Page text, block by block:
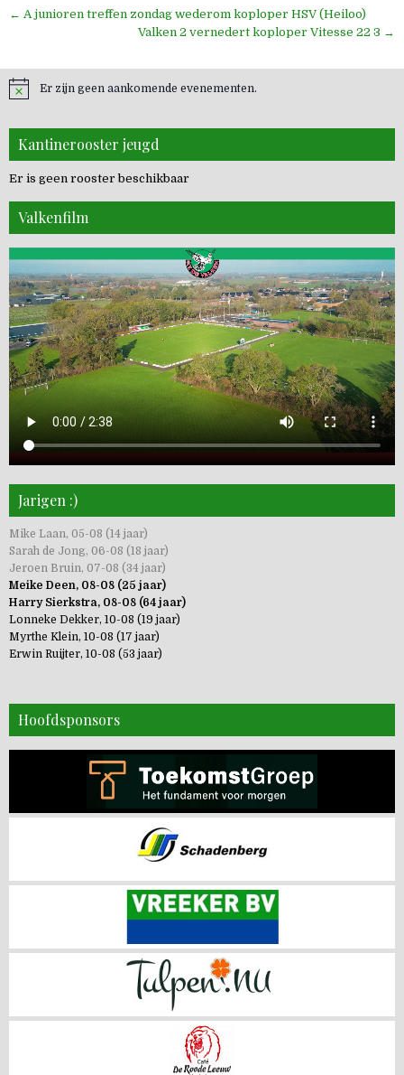
Bericht
← A junioren treffen zondag wederom koploper HSV (Heiloo)
Valken 2 vernedert koploper Vitesse 22 3 →
Er zijn geen aankomende evenementen.
Kantinerooster jeugd
Er is geen rooster beschikbaar
Valkenfilm
Jarigen :)
Mike Laan, 05-08 (14 jaar)
Sarah de Jong, 06-08 (18 jaar)
Jeroen Bruin, 07-08 (34 jaar)
Meike Deen, 08-08 (25 jaar)
Harry Sierkstra, 08-08 (64 jaar)
Lonneke Dekker, 10-08 (19 jaar)
Myrthe Klein, 10-08 (17 jaar)
Erwin Ruijter, 10-08 (53 jaar)
Hoofdsponsors